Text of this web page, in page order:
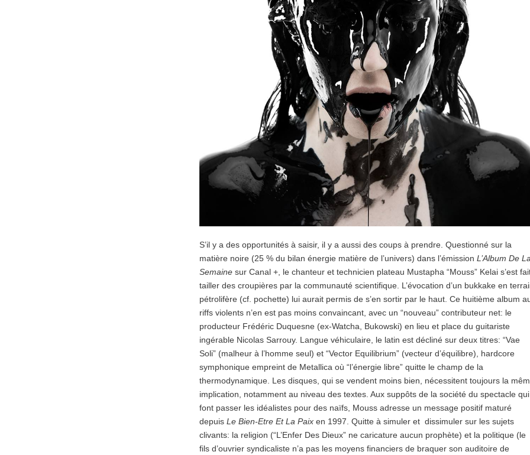
S’il y a des opportunités à saisir, il y a aussi des coups à prendre. Questionné sur la
matière noire (25 % du bilan énergie matière de l’univers) dans l’émission L’Album De La
Semaine sur Canal +, le chanteur et technicien plateau Mustapha “Mouss” Kelai s’est
tailler des croupières par la communauté scientifique. L’évocation d’un bukkake en
pétrolifère (cf. pochette) lui aurait permis de s’en sortir par le haut. Ce huitième album
riffs violents n’en est pas moins convaincant, avec un “nouveau” contributeur net: le
producteur Frédéric Duquesne (ex-Watcha, Bukowski) en lieu et place du guitariste
ingérable Nicolas Sarrouy. Langue véhiculaire, le latin est décliné sur deux titres: “Vae
Soli” (malheur à l’homme seul) et “Vector Equilibrium” (vecteur d’équilibre), hardcore
symphonique empreint de Metallica où “l’énergie libre” quitte le champ de la
thermodynamique. Les disques, qui se vendent moins bien, nécessitent toujours la
implication, notamment au niveau des textes. Aux suppôts de la société du spectacle qui
font passer les idéalistes pour des naïfs, Mouss adresse un message positif maturé
depuis Le Bien-Etre Et La Paix en 1997. Quitte à simuler et dissimuler sur les sujets
clivants: la religion (“L’Enfer Des Dieux” ne caricature aucun prophète) et la politique (le
fils d’ouvrier syndicaliste n’a pas les moyens financiers de braquer son auditoire de